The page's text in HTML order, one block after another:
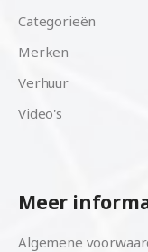
Categorieën
Merken
Verhuur
Video's
Meer
Algemene